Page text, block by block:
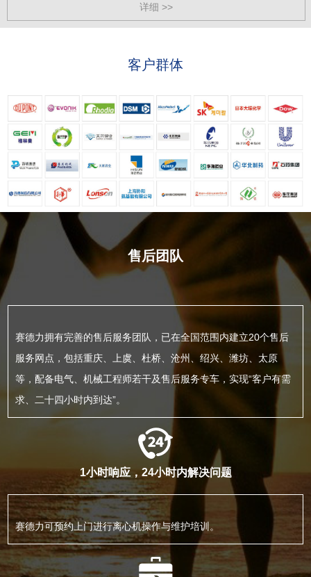
详细 >>
客户群体
售后团队
赛德力拥有完善的售后服务团队，已在全国范围内建立20个售后
服务网点，包括重庆、上虞、杜桥、沧州、绍兴、潍坊、太原
等，配备电气、机械工程师若干及售后服务专车，实现“客户有需
求、二十四小时内到达”。
1小时响应，24小时内解决问题
赛德力可预约上门进行离心机操作与维护培训。